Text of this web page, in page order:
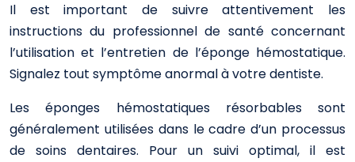
Il est important de suivre attentivement les
instructions du professionnel de santé concernant
l’utilisation et l’entretien de l’éponge hémostatique.
Signalez tout symptôme anormal à votre dentiste.
Les éponges hémostatiques résorbables sont
généralement utilisées dans le cadre d’un processus
de soins dentaires. Pour un suivi optimal, il est